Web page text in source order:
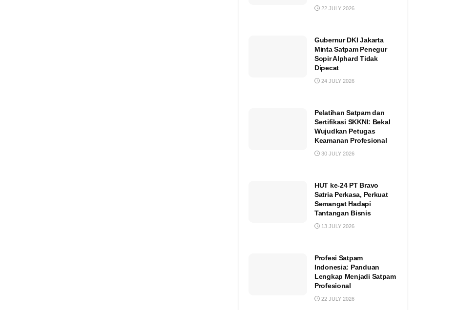
22 JULY 2026
Gubernur DKI Jakarta
Minta Satpam Penegur
Sopir Alphard Tidak
Dipecat
24 JULY 2026
Pelatihan Satpam dan
Sertifikasi SKKNI: Bekal
Wujudkan Petugas
Keamanan Profesional
30 JULY 2026
HUT ke-24 PT Bravo
Satria Perkasa, Perkuat
Semangat Hadapi
Tantangan Bisnis
13 JULY 2026
Profesi Satpam
Indonesia: Panduan
Lengkap Menjadi Satpam
Profesional
22 JULY 2026